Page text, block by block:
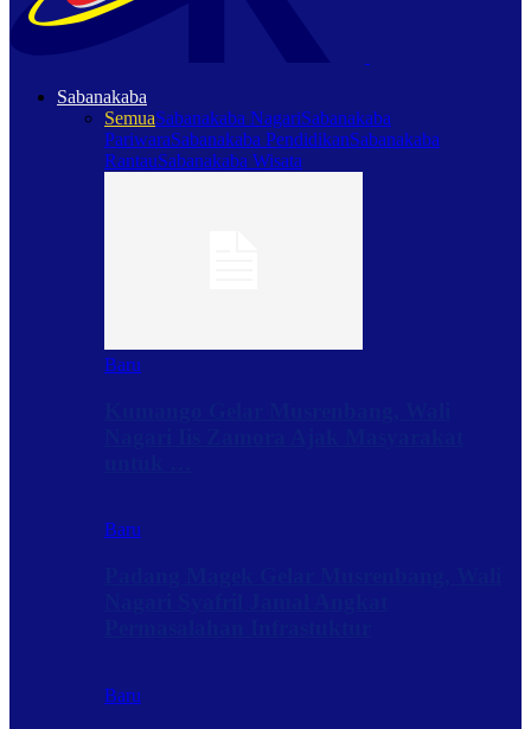
Sabanakaba
SemuaSabanakaba NagariSabanakaba
PariwaraSabanakaba PendidikanSabanakaba
RantauSabanakaba Wisata
Baru
Baru
Baru